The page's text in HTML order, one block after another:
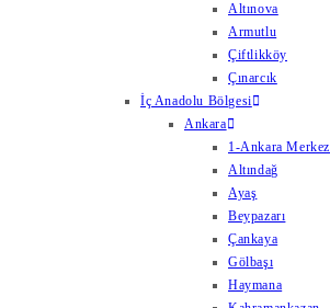
Altınova
Armutlu
Çiftlikköy
Çınarcık
İç Anadolu Bölgesi
Ankara
1-Ankara Merkez
Altındağ
Ayaş
Beypazarı
Çankaya
Gölbaşı
Haymana